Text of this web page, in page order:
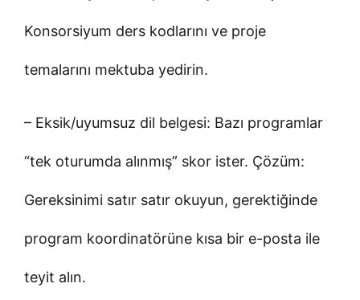
Konsorsiyum ders kodlarını ve proje
temalarını mektuba yedirin.
– Eksik/uyumsuz dil belgesi: Bazı programlar
“tek oturumda alınmış” skor ister. Çözüm:
Gereksinimi satır satır okuyun, gerektiğinde
program koordinatörüne kısa bir e-posta ile
teyit alın.